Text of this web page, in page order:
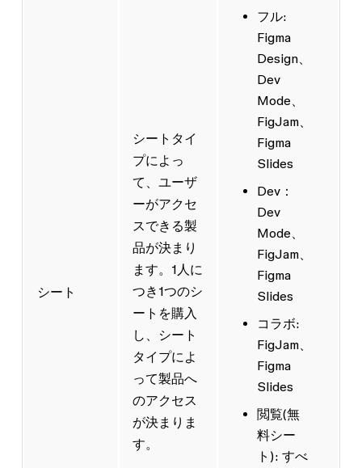
シート
シートタイ
プによっ
て、ユーザ
ーがアクセ
スできる製
品が決まり
ます。1人に
つき1つのシ
ートを購入
し、シート
タイプによ
って製品へ
のアクセス
が決まりま
す。
フル:
Figma
Design、
Dev
Mode、
FigJam、
Figma
Slides
Dev：
Dev
Mode、
FigJam、
Figma
Slides
コラボ:
FigJam、
Figma
Slides
閲覧(無
料シー
ト): すべ